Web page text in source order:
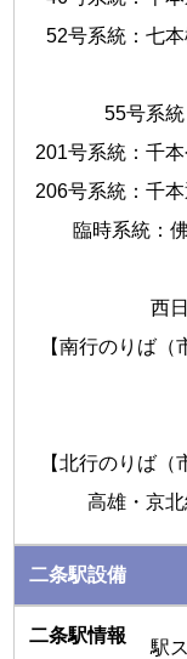
52号系統：七
55号系
201号系統：千
206号系統：千
臨時系統：
西
【南行のりば（
【北行のりば（
高雄・京
駅